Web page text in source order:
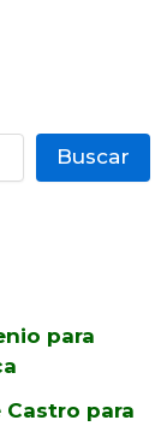
Buscar
para
Castro para